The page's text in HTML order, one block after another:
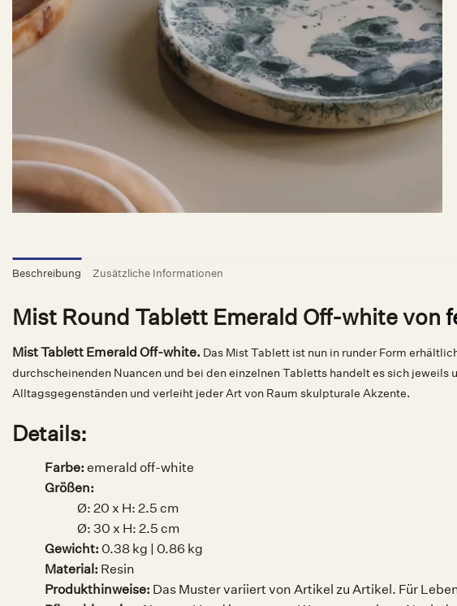
Beschreibung Zusätzliche Informationen
Mist Round Tablett Emerald Off-white von
Mist Tablett Emerald Off-white. Das Mist Tablett ist nun in runder Form
durchscheinenden Nuancen und bei den einzelnen Tabletts handelt es sich
Alltagsgegenständen und verleiht jeder Art von Raum skulpturale Akzente.
Details:
Farbe: emerald off-white
Größen:
Ø: 20 x H: 2.5 cm
Ø: 30 x H: 2.5 cm
Gewicht: 0.38 kg | 0.86 kg
Material: Resin
Produkthinweise: Das Muster variiert von Artikel zu Artikel. Für